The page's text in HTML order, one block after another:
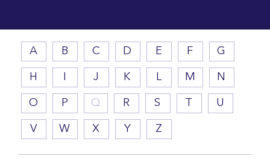
A B C D E F G
H J K L M N
O P Q R S U
V W X Y Z